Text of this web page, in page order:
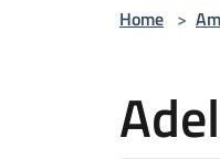
Home >